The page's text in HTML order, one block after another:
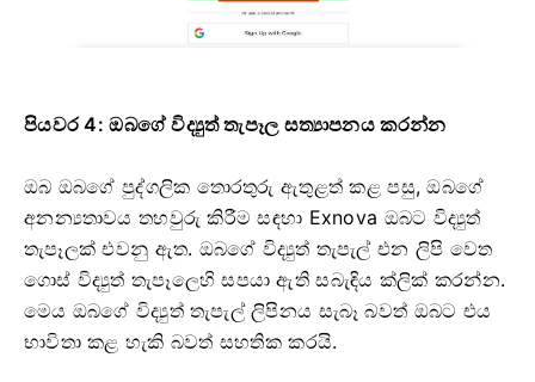
පියවර 4: ඔබගේ විද්‍යුත් තැපෑල සත්‍යාපනය කරන්න
ඔබ ඔබගේ පුද්ගලික තොරතුරු ඇතුළත් කළ පසු, ඔබගේ
අනන්‍යතාවය තහවුරු කිරීම සඳහා Exnova ඔබට විද්‍යුත්
තැපෑලක් එවනු ඇත. ඔබගේ විද්‍යුත් තැපැල් එන ලිපි වෙත
ගොස් විද්‍යුත් තැපෑලෙහි සපයා ඇති සබැඳිය ක්ලික් කරන්න.
මෙය ඔබගේ විද්‍යුත් තැපැල් ලිපිනය සැබෑ බවත් ඔබට එය
භාවිතා කළ හැකි බවත් සහතික කරයි.